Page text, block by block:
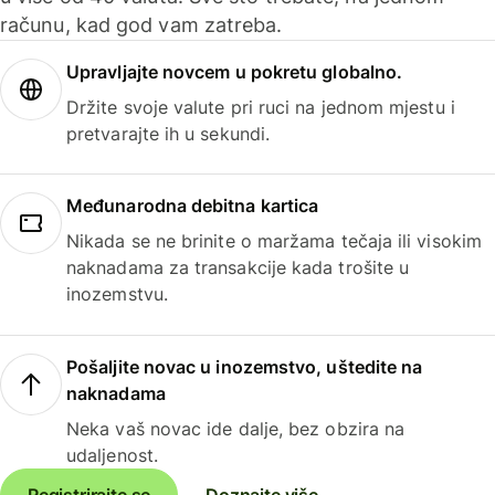
računu, kad god vam zatreba.
Upravljajte novcem u pokretu globalno.
Držite svoje valute pri ruci na jednom mjestu i
pretvarajte ih u sekundi.
Međunarodna debitna kartica
Nikada se ne brinite o maržama tečaja ili visokim
naknadama za transakcije kada trošite u
inozemstvu.
Pošaljite novac u inozemstvo, uštedite na
naknadama
Neka vaš novac ide dalje, bez obzira na
udaljenost.